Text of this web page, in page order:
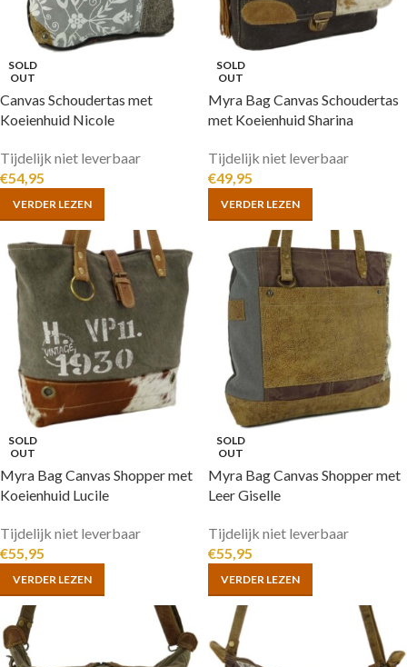
SOLD
OUT
Canvas Schoudertas met
Koeienhuid Nicole
Tijdelijk niet leverbaar
€54,95
VERDER LEZEN
SOLD
OUT
Myra Bag Canvas Schoudertas
met Koeienhuid Sharina
Tijdelijk niet leverbaar
€49,95
VERDER LEZEN
SOLD
OUT
Myra Bag Canvas Shopper met
Koeienhuid Lucile
Tijdelijk niet leverbaar
€55,95
VERDER LEZEN
SOLD
OUT
Myra Bag Canvas Shopper met
Leer Giselle
Tijdelijk niet leverbaar
€55,95
VERDER LEZEN